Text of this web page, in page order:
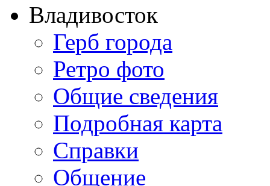
Владивосток
Герб города
Ретро фото
Общие сведения
Подробная карта
Справки
Общение